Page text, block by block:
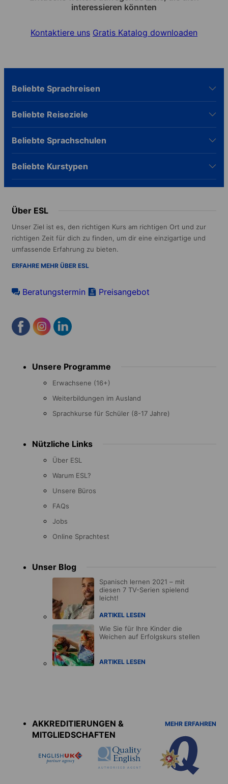
interessieren könnten
Kontaktiere uns Gratis Katalog downloaden
Beliebte Sprachreisen
Beliebte Reiseziele
Beliebte Sprachschulen
Beliebte Kurstypen
Über ESL
Unser Ziel ist es, den richtigen Kurs am richtigen Ort und zur
richtigen Zeit für dich zu finden, um dir eine einzigartige und
umfassende Erfahrung zu bieten.
ERFAHRE MEHR ÜBER ESL
Beratungstermin Preisangebot
menu Unsere Programme
Erwachsene (16+)
Weiterbildungen im Ausland
Sprachkurse für Schüler (8-17 Jahre)
Nützliche Links
Über ESL
Warum ESL?
Unsere Büros
FAQs
Jobs
Online Sprachtest
Unser Blog
Spanisch lernen 2021 – mit
diesen 7 TV-Serien spielend
leicht!
ARTIKEL LESEN
Wie Sie für Ihre Kinder die
Weichen auf Erfolgskurs stellen
ARTIKEL LESEN
AKKREDITIERUNGEN &
MITGLIEDSCHAFTEN
MEHR ERFAHREN